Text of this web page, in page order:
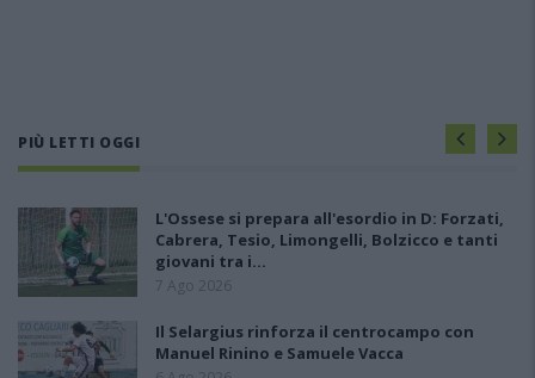
PIÙ LETTI OGGI
L'Ossese si prepara all'esordio in D: Forzati,
Cabrera, Tesio, Limongelli, Bolzicco e tanti
giovani tra i…
7 Ago 2026
Il Selargius rinforza il centrocampo con
Manuel Rinino e Samuele Vacca